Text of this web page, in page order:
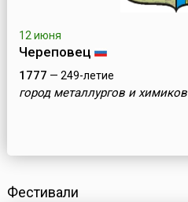
12 июня
Череповец
1777 — 249-летие
город металлургов и химиков
Фестивали